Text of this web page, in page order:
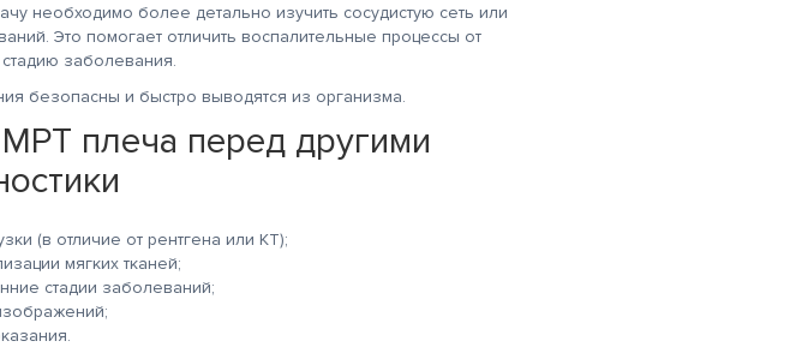
необходимо более детально изучить сосудистую сеть или
Это помогает отличить воспалительные процессы от
заболевания.
безопасны и быстро выводятся из организма.
плеча перед другими
(в отличие от рентгена или КТ);
мягких тканей;
стадии заболеваний;